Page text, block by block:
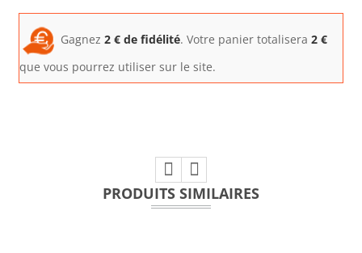
Gagnez 2 € de fidélité. Votre panier totalisera 2 €
que vous pourrez utiliser sur le site.
PRODUITS SIMILAIRES